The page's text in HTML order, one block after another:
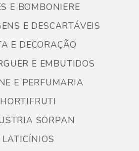
E BOMBONIERE
E DESCARTÁVEIS
E DECORAÇÃO
E EMBUTIDOS
E PERFUMARIA
HORTIFRUTI
SORPAN
LATICÍNIOS